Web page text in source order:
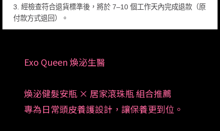
3. 經檢查符合退貨標準後，將於 7–10 個工作天內完成退款（原
付款方式退回）。
Exo Queen 煥泌生醫
煥泌健髮安瓶 × 居家滾珠瓶 組合推薦
專為日常頭皮養護設計，讓保養更到位。